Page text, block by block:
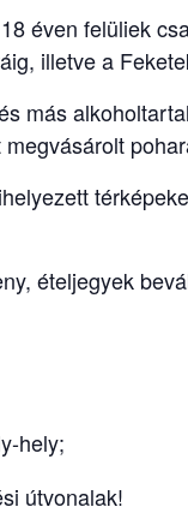
éven felüliek
illetve a
más
ételjegyek
hely;
útvonalak!